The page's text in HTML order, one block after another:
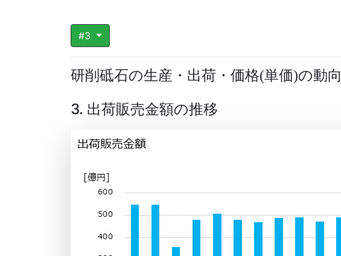
#3
研削砥石の生産・出荷・価格(単価)の動向
3. 出荷販売金額の推移